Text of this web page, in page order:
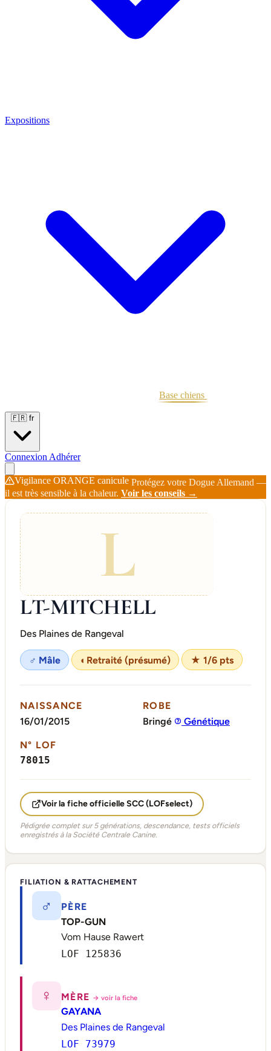
Expositions
Base chiens
🇫🇷 fr
Connexion Adhérer
Vigilance ORANGE canicule Protégez votre Dogue Allemand —
il est très sensible à la chaleur. Voir les conseils →
L
LT-MITCHELL
Des Plaines de Rangeval
♂ Mâle ◐ Retraité (présumé) ★ 1/6 pts
NAISSANCE
16/01/2015
ROBE
Bringé
Génétique
N° LOF
78015
Voir la fiche officielle SCC (LOFselect)
Pédigrée complet sur 5 générations, descendance, tests officiels
enregistrés à la Société Centrale Canine.
FILIATION & RATTACHEMENT
♂
PÈRE
TOP-GUN
Vom Hause Rawert
LOF 125836
♀ MÈRE → voir la fiche
GAYANA
Des Plaines de Rangeval
LOF 73979